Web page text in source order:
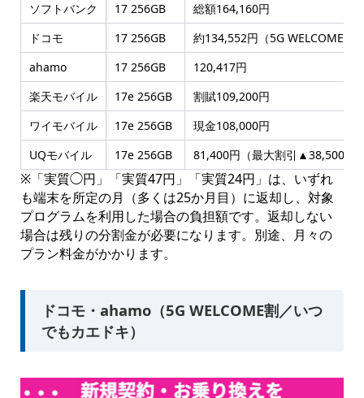
ソフトバンク
17 256GB
総額164,160円
ドコモ
17 256GB
約134,552円（5G WELCOME割
ahamo
17 256GB
120,417円
楽天モバイル
17e 256GB
割賦109,200円
ワイモバイル
17e 256GB
現金108,000円
UQモバイル
17e 256GB 81,400円（最大割引▲38,500）
※「実質◯円」「実質47円」「実質24円」は、いずれ
も端末を所定の月（多くは25か月目）に返却し、対象
プログラムを利用した場合の負担額です。返却しない
場合は残りの分割金が必要になります。別途、月々の
プラン料金がかかります。
ドコモ・ahamo（5G WELCOME割／いつ
でもカエドキ）